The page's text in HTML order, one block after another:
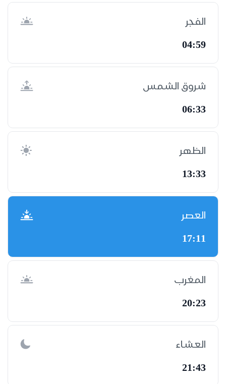
الفجر
04:59
شروق الشمس
06:33
الظهر
13:33
العصر
17:11
المغرب
20:23
العشاء
21:43